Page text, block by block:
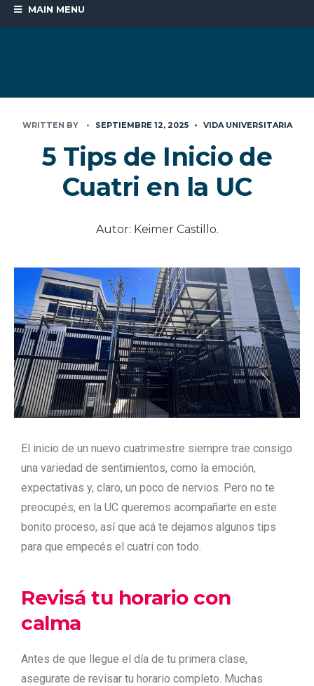
MAIN MENU
WRITTEN BY • SEPTIEMBRE 12, 2025 • VIDA UNIVERSITARIA
5 Tips de Inicio de
Cuatri en la UC
Autor: Keimer Castillo.
El inicio de un nuevo cuatrimestre siempre trae consigo
una variedad de sentimientos, como la emoción,
expectativas y, claro, un poco de nervios. Pero no te
preocupés, en la UC queremos acompañarte en este
bonito proceso, así que acá te dejamos algunos tips
para que empecés el cuatri con todo.
Revisá tu horario con
calma
Antes de que llegue el día de tu primera clase,
asegurate de revisar tu horario completo. Muchas